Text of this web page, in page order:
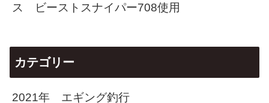
ス ビーストスナイパー708使用
カテゴリー
2021年 エギング釣行